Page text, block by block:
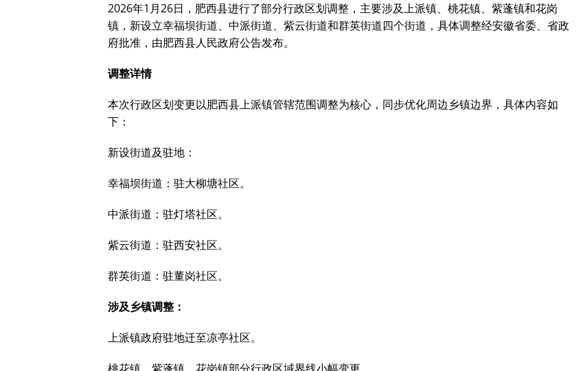
2026年1月26日，肥西县进行了部分行政区划调整，主要涉及上派镇、桃花镇、紫蓬镇和花岗
镇，新设立幸福坝街道、中派街道、紫云街道和群英街道四个街道‌，具体调整经安徽省委、省政
府批准，由肥西县人民政府公告发布。‌‌
调整详情
本次行政区划变更以肥西县上派镇管辖范围调整为核心，同步优化周边乡镇边界，具体内容如
下：
‌新设街道及驻地‌：
幸福坝街道：驻大柳塘社区。
中派街道：驻灯塔社区。
紫云街道：驻西安社区。
群英街道：驻董岗社区。
‌涉及乡镇调整‌：
上派镇政府驻地迁至凉亭社区。